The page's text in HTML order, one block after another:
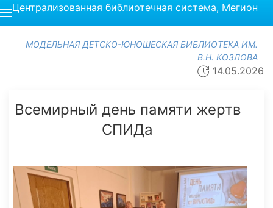
Централизованная библиотечная система, Мегион
МОДЕЛЬНАЯ ДЕТСКО-ЮНОШЕСКАЯ БИБЛИОТЕКА ИМ.
В.Н. КОЗЛОВА
14.05.2026
Всемирный день памяти жертв
СПИДа